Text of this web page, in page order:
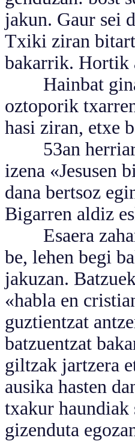
jakun. Gaur sei
Txiki ziran
bakarrik. Hortik
Hainbat
oztoporik
hasi ziran, etxe
53an
izena «Jesusen
dana bertsoz
Bigarren aldiz
Esaera
be, lehen begi
jakuzan.
«habla en
guztientzat
batzuentzat
giltzak jartzera
ausika hasten
txakur haundiak
gizenduta